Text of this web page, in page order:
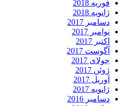
فوریه 2018
ژانویه 2018
دسامبر 2017
نوامبر 2017
اکتبر 2017
آگوست 2017
جولای 2017
ژوئن 2017
آوریل 2017
ژانویه 2017
دسامبر 2016